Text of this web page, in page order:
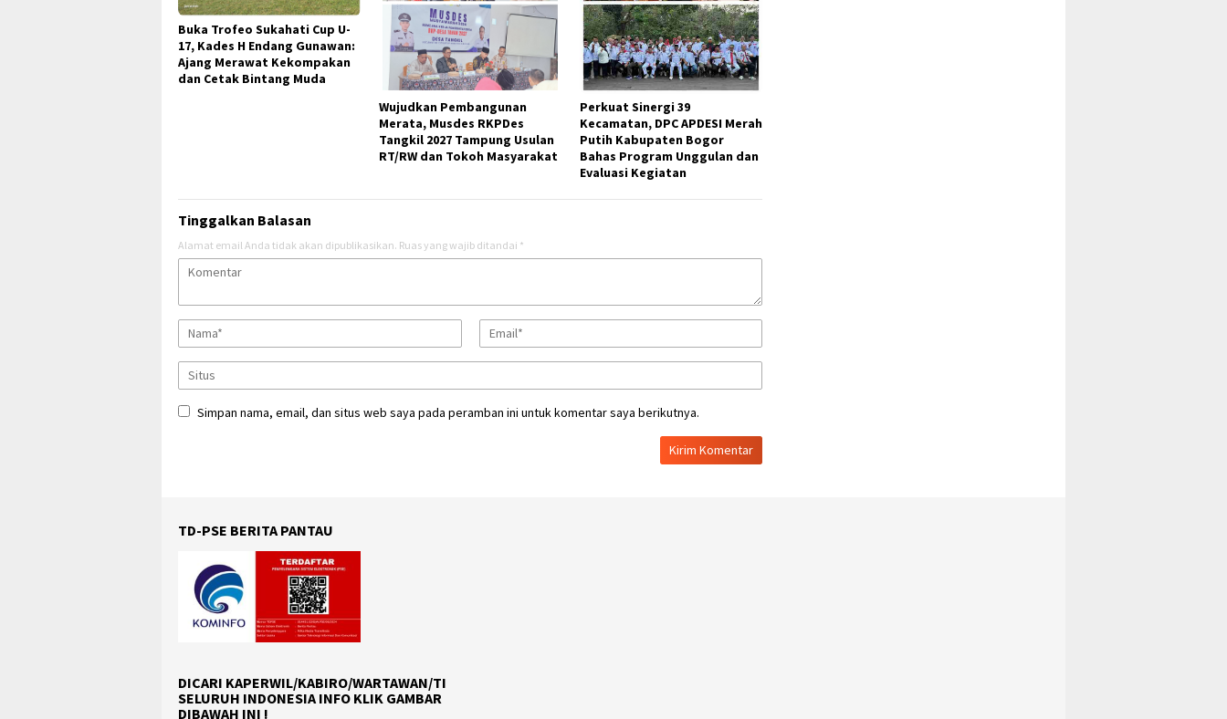
Buka Trofeo Sukahati Cup U-
17, Kades H Endang Gunawan:
Ajang Merawat Kekompakan
dan Cetak Bintang Muda
Wujudkan Pembangunan
Merata, Musdes RKPDes
Tangkil 2027 Tampung Usulan
RT/RW dan Tokoh Masyarakat
Perkuat Sinergi 39
Kecamatan, DPC APDESI Merah
Putih Kabupaten Bogor
Bahas Program Unggulan dan
Evaluasi Kegiatan
Tinggalkan Balasan
Alamat email Anda tidak akan dipublikasikan. Ruas yang wajib ditandai *
Simpan nama, email, dan situs web saya pada peramban ini untuk komentar saya berikutnya.
TD-PSE BERITA PANTAU
DICARI KAPERWIL/KABIRO/WARTAWAN/TI
SELURUH INDONESIA INFO KLIK GAMBAR
DIBAWAH INI !